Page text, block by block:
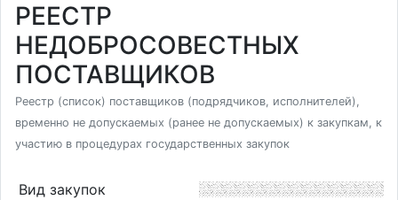
РЕЕСТР
НЕДОБРОСОВЕСТНЫХ
ПОСТАВЩИКОВ
Реестр (список) поставщиков (подрядчиков, исполнителей),
временно не допускаемых (ранее не допускаемых) к закупкам, к
участию в процедурах государственных закупок
Вид закупок